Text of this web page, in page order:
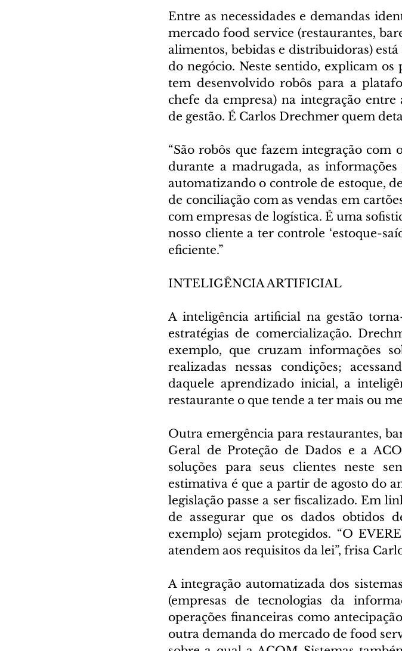
Entre as necessidades e demandas
mercado food service (restaurantes,
alimentos, bebidas e distribuidoras)
do negócio. Neste sentido, explicam
tem desenvolvido robôs para a
chefe da empresa) na integração
de gestão. É Carlos Drechmer quem
“São robôs que fazem integração com
durante a madrugada, as
automatizando o controle de estoque,
de conciliação com as vendas em
com empresas de logística. É uma
nosso cliente a ter controle ‘estoque-
eficiente.”
INTELIGÊNCIA ARTIFICIAL
A inteligência artificial na gestão
estratégias de comercialização.
exemplo, que cruzam informações
realizadas nessas condições;
daquele aprendizado inicial, a
restaurante o que tende a ter mais ou
Outra emergência para restaurantes,
Geral de Proteção de Dados e a
soluções para seus clientes neste
estimativa é que a partir de agosto do
legislação passe a ser fiscalizado. Em
de assegurar que os dados obtidos
exemplo) sejam protegidos. “O
atendem aos requisitos da lei”, frisa
A integração automatizada dos
(empresas de tecnologias da
operações financeiras como
outra demanda do mercado de food